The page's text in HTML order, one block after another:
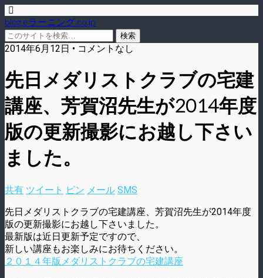
blog.eラーニング.co.jp
2014年6月12日 • コメントなし
先日メダリストクラブの宅建
講座、芳賀沼先生が2014年度
版の更新撮影にお越し下さい
ました。
共有 ツイート ピン メール SMS
先日メダリストクラブの宅建講座、芳賀沼先生が2014年度
版の更新撮影にお越し下さいました。
最新版は近日更新予定ですので、
新しい講座もお楽しみにお待ちください。
２０１４年版メダリストクラブの宅建講座